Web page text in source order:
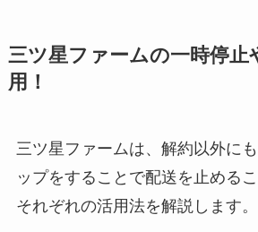
三ツ星ファームの一時停止
用！
三ツ星ファームは、解約以外に
ップをすることで配送を止める
それぞれの活用法を解説します。